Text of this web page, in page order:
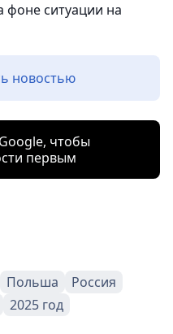
фоне ситуации на
новостью
чтобы
первым
Польша
Россия
2025 год